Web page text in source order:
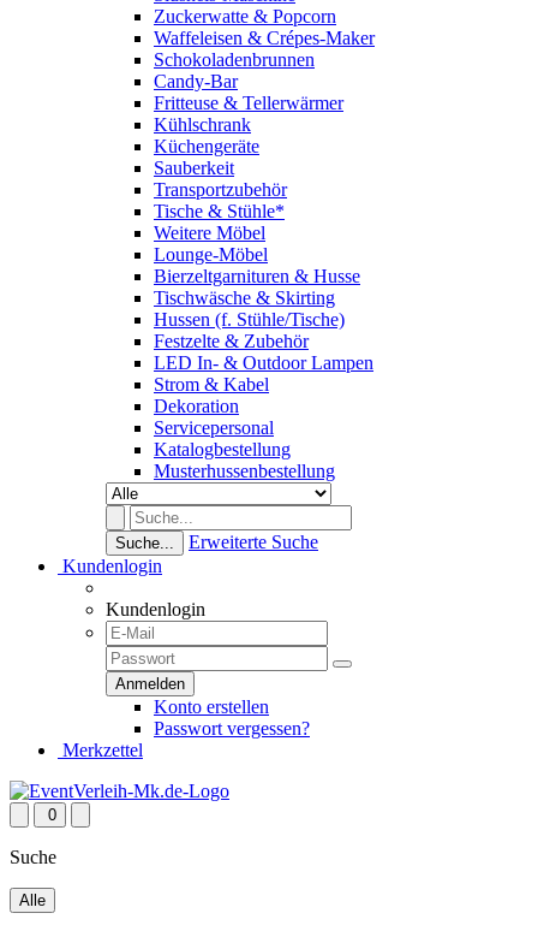
Zuckerwatte & Popcorn
Waffeleisen & Crépes-Maker
Schokoladenbrunnen
Candy-Bar
Fritteuse & Tellerwärmer
Kühlschrank
Küchengeräte
Sauberkeit
Transportzubehör
Tische & Stühle*
Weitere Möbel
Lounge-Möbel
Bierzeltgarnituren & Husse
Tischwäsche & Skirting
Hussen (f. Stühle/Tische)
Festzelte & Zubehör
LED In- & Outdoor Lampen
Strom & Kabel
Dekoration
Servicepersonal
Katalogbestellung
Musterhussenbestellung
Suche...
Erweiterte Suche
Kundenlogin
Kundenlogin
Konto erstellen
Passwort vergessen?
Merkzettel
0
Suche
Alle